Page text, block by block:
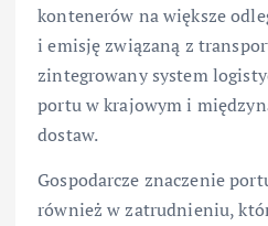
kontenerów na większe
i emisję związaną z
zintegrowany system
portu w krajowym i
dostaw.
Gospodarcze znaczenie
również w zatrudnieniu,